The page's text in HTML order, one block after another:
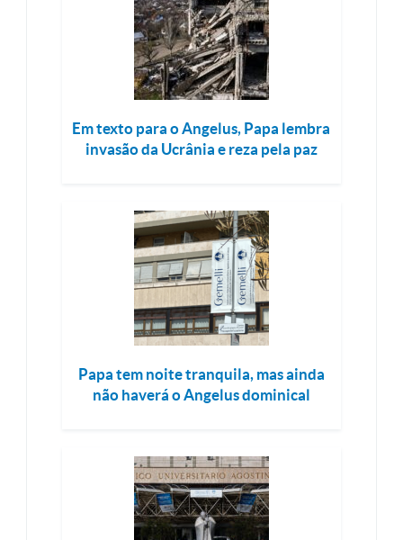
Em texto para o Angelus, Papa lembra
invasão da Ucrânia e reza pela paz
Papa tem noite tranquila, mas ainda
não haverá o Angelus dominical